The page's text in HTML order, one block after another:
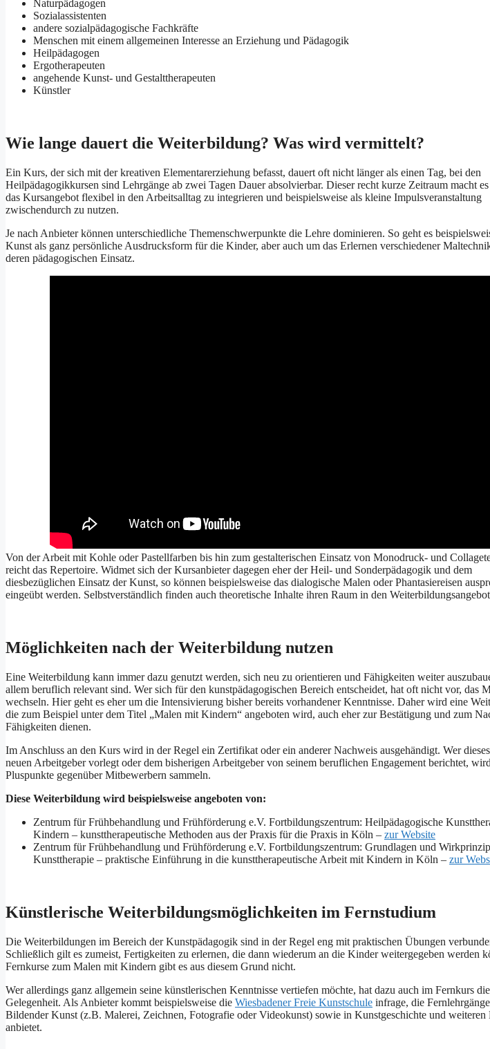
Naturpädagogen
Sozialassistenten
andere sozialpädagogische Fachkräfte
Menschen mit einem allgemeinen Interesse an Erziehung und Pädagogik
Heilpädagogen
Ergotherapeuten
angehende Kunst- und Gestalttherapeuten
Künstler
Wie lange dauert die Weiterbildung? Was wird vermittelt?
Ein Kurs, der sich mit der kreativen Elementarerziehung befasst, dauert oft nicht länger als einen Tag, bei den
Heilpädagogikkursen sind Lehrgänge ab zwei Tagen Dauer absolvierbar. Dieser recht kurze Zeitraum macht
das Kursangebot flexibel in den Arbeitsalltag zu integrieren und beispielsweise als kleine Impulsveranstaltung
zwischendurch zu nutzen.
Je nach Anbieter können unterschiedliche Themenschwerpunkte die Lehre dominieren. So geht es
Kunst als ganz persönliche Ausdrucksform für die Kinder, aber auch um das Erlernen verschiedener
deren pädagogischen Einsatz.
Von der Arbeit mit Kohle oder Pastellfarben bis hin zum gestalterischen Einsatz von Monodruck- und
reicht das Repertoire. Widmet sich der Kursanbieter dagegen eher der Heil- und Sonderpädagogik und dem
diesbezüglichen Einsatz der Kunst, so können beispielsweise das dialogische Malen oder Phantasiereisen
eingeübt werden. Selbstverständlich finden auch theoretische Inhalte ihren Raum in den
Möglichkeiten nach der Weiterbildung nutzen
Eine Weiterbildung kann immer dazu genutzt werden, sich neu zu orientieren und Fähigkeiten weiter
allem beruflich relevant sind. Wer sich für den kunstpädagogischen Bereich entscheidet, hat oft nicht vor, das
wechseln. Hier geht es eher um die Intensivierung bisher bereits vorhandener Kenntnisse. Daher wird eine
die zum Beispiel unter dem Titel „Malen mit Kindern“ angeboten wird, auch eher zur Bestätigung und zum
Fähigkeiten dienen.
Im Anschluss an den Kurs wird in der Regel ein Zertifikat oder ein anderer Nachweis ausgehändigt. Wer
neuen Arbeitgeber vorlegt oder dem bisherigen Arbeitgeber von seinem beruflichen Engagement berichtet,
Pluspunkte gegenüber Mitbewerbern sammeln.
Diese Weiterbildung wird beispielsweise angeboten von:
Zentrum für Frühbehandlung und Frühförderung e.V. Fortbildungszentrum: Heilpädagogische
Kindern – kunsttherapeutische Methoden aus der Praxis für die Praxis in Köln – zur Website
Zentrum für Frühbehandlung und Frühförderung e.V. Fortbildungszentrum: Grundlagen und
Kunsttherapie – praktische Einführung in die kunsttherapeutische Arbeit mit Kindern in Köln – zur
Künstlerische Weiterbildungsmöglichkeiten im Fernstudium
Die Weiterbildungen im Bereich der Kunstpädagogik sind in der Regel eng mit praktischen Übungen
Schließlich gilt es zumeist, Fertigkeiten zu erlernen, die dann wiederum an die Kinder weitergegeben werden
Fernkurse zum Malen mit Kindern gibt es aus diesem Grund nicht.
Wer allerdings ganz allgemein seine künstlerischen Kenntnisse vertiefen möchte, hat dazu auch im Fernkurs die
Gelegenheit. Als Anbieter kommt beispielsweise die Wiesbadener Freie Kunstschule infrage, die
Bildender Kunst (z.B. Malerei, Zeichnen, Fotografie oder Videokunst) sowie in Kunstgeschichte und weiteren
anbietet.